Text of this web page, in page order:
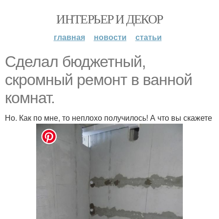
ИНТЕРЬЕР И ДЕКОР
главная новости статьи
Сделал бюджетный,
скромный ремонт в ванной
комнат.
Но. Как по мне, то неплохо получилось! А что вы скажете